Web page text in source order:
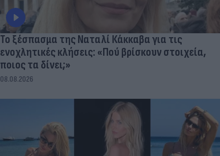
Το ξέσπασμα της Ναταλί Κάκκαβα για τις
ενοχλητικές κλήσεις: «Πού βρίσκουν στοιχεία,
ποιος τα δίνει;»
08.08.2026